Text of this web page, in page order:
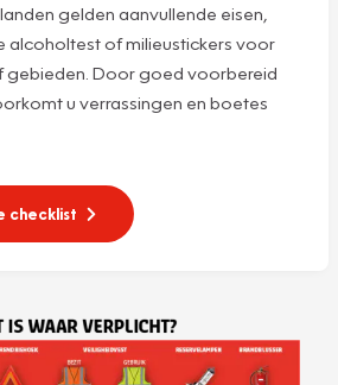
gelden aanvullende eisen,
alcoholtest of milieustickers voor
gebieden. Door goed voorbereid
u verrassingen en boetes
checklist